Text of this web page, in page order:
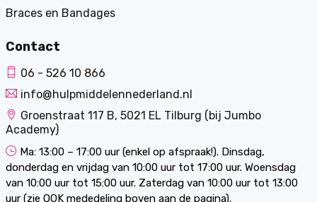
Braces en Bandages
Contact
06 - 526 10 866
info@hulpmiddelennederland.nl
Groenstraat 117 B, 5021 EL Tilburg (bij Jumbo
Academy)
Ma: 13:00 – 17:00 uur (enkel op afspraak!). Dinsdag,
donderdag en vrijdag van 10:00 uur tot 17:00 uur. Woensdag
van 10:00 uur tot 15:00 uur. Zaterdag van 10:00 uur tot 13:00
uur (zie OOK mededeling boven aan de pagina).